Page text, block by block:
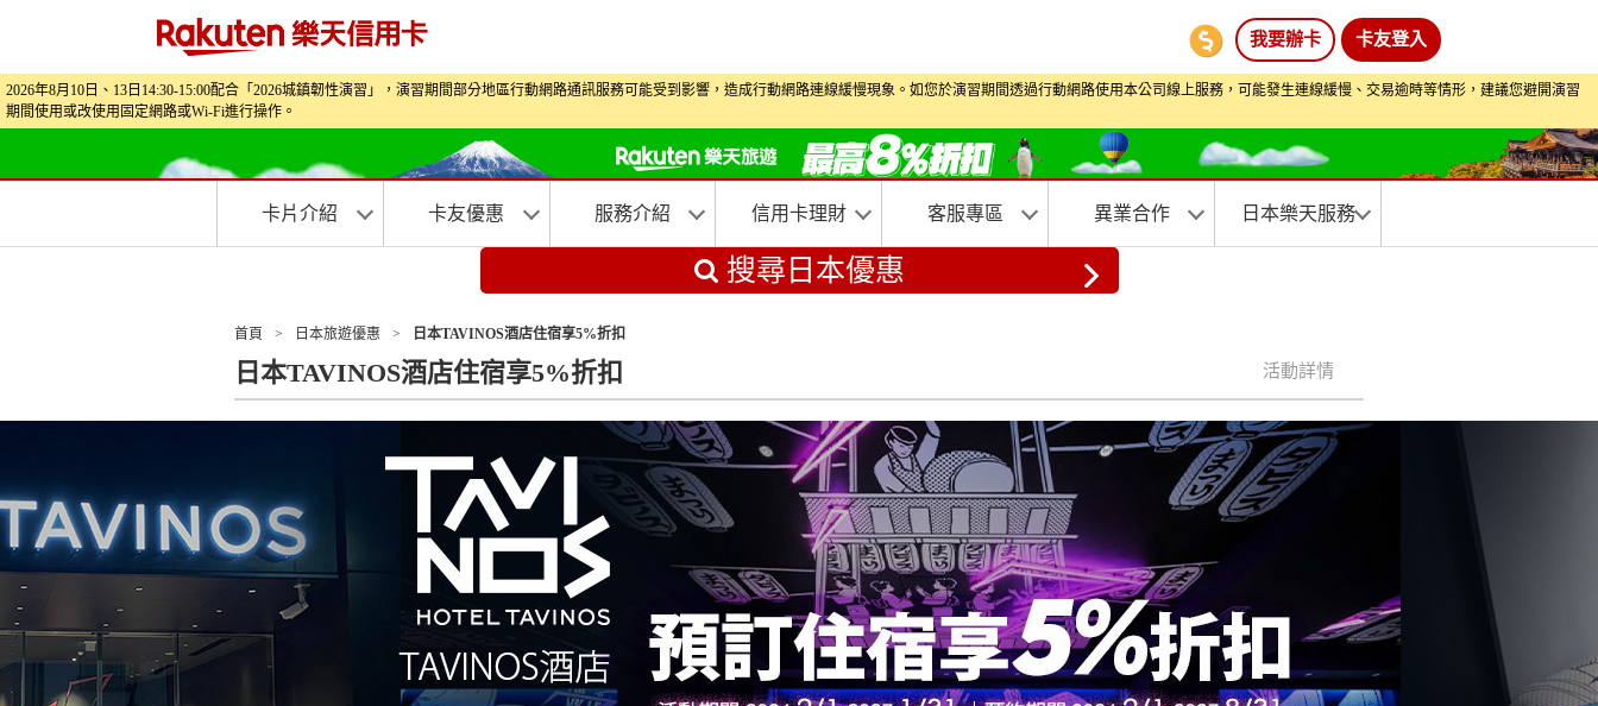
卡友登入
我要辦卡
2026年8月10日、13日14:30-15:00配合「2026城鎮韌性演習」，演習期間部分地區行動網路通訊服務可能受到影響，造成行動網路連線緩慢現象。如您於演習期間透過行動網路使用本公司線上服務，可能發生連線緩慢、交易逾時等情形，建議您避開演習
期間使用或改使用固定網路或Wi‑Fi進行操作。
卡片介紹 卡友優惠 服務介紹 信用卡理財 客服專區 異業合作 日本樂天服務
搜尋日本優惠
首頁 > 日本旅遊優惠 > 日本TAVINOS酒店住宿享5%折扣
日本TAVINOS酒店住宿享5%折扣 活動詳情